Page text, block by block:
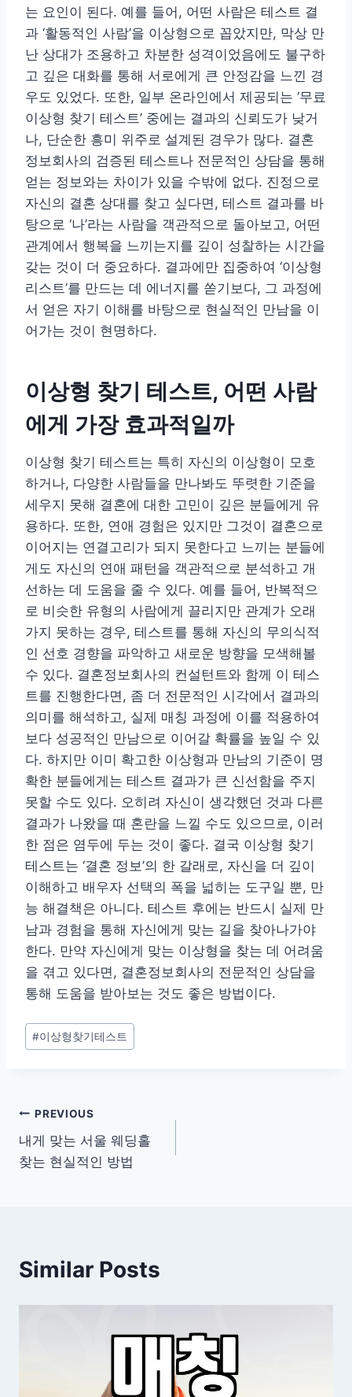
는 요인이 된다. 예를 들어, 어떤 사람은 테스트 결
과 ‘활동적인 사람’을 이상형으로 꼽았지만, 막상 만
난 상대가 조용하고 차분한 성격이었음에도 불구하
고 깊은 대화를 통해 서로에게 큰 안정감을 느낀 경
우도 있었다. 또한, 일부 온라인에서 제공되는 ‘무료
이상형 찾기 테스트’ 중에는 결과의 신뢰도가 낮거
나, 단순한 흥미 위주로 설계된 경우가 많다. 결혼
정보회사의 검증된 테스트나 전문적인 상담을 통해
얻는 정보와는 차이가 있을 수밖에 없다. 진정으로
자신의 결혼 상대를 찾고 싶다면, 테스트 결과를 바
탕으로 ‘나’라는 사람을 객관적으로 돌아보고, 어떤
관계에서 행복을 느끼는지를 깊이 성찰하는 시간을
갖는 것이 더 중요하다. 결과에만 집중하여 ‘이상형
리스트’를 만드는 데 에너지를 쏟기보다, 그 과정에
서 얻은 자기 이해를 바탕으로 현실적인 만남을 이
어가는 것이 현명하다.
이상형 찾기 테스트, 어떤 사람
에게 가장 효과적일까
이상형 찾기 테스트는 특히 자신의 이상형이 모호
하거나, 다양한 사람들을 만나봐도 뚜렷한 기준을
세우지 못해 결혼에 대한 고민이 깊은 분들에게 유
용하다. 또한, 연애 경험은 있지만 그것이 결혼으로
이어지는 연결고리가 되지 못한다고 느끼는 분들에
게도 자신의 연애 패턴을 객관적으로 분석하고 개
선하는 데 도움을 줄 수 있다. 예를 들어, 반복적으
로 비슷한 유형의 사람에게 끌리지만 관계가 오래
가지 못하는 경우, 테스트를 통해 자신의 무의식적
인 선호 경향을 파악하고 새로운 방향을 모색해볼
수 있다. 결혼정보회사의 컨설턴트와 함께 이 테스
트를 진행한다면, 좀 더 전문적인 시각에서 결과의
의미를 해석하고, 실제 매칭 과정에 이를 적용하여
보다 성공적인 만남으로 이어갈 확률을 높일 수 있
다. 하지만 이미 확고한 이상형과 만남의 기준이 명
확한 분들에게는 테스트 결과가 큰 신선함을 주지
못할 수도 있다. 오히려 자신이 생각했던 것과 다른
결과가 나왔을 때 혼란을 느낄 수도 있으므로, 이러
한 점은 염두에 두는 것이 좋다. 결국 이상형 찾기
테스트는 ‘결혼 정보’의 한 갈래로, 자신을 더 깊이
이해하고 배우자 선택의 폭을 넓히는 도구일 뿐, 만
능 해결책은 아니다. 테스트 후에는 반드시 실제 만
남과 경험을 통해 자신에게 맞는 길을 찾아나가야
한다. 만약 자신에게 맞는 이상형을 찾는 데 어려움
을 겪고 있다면, 결혼정보회사의 전문적인 상담을
통해 도움을 받아보는 것도 좋은 방법이다.
Post
Tags:
#이상형찾기테스트
글
탐
PREVIOUS
내게 맞는 서울 웨딩홀
찾는 현실적인 방법
Similar Posts